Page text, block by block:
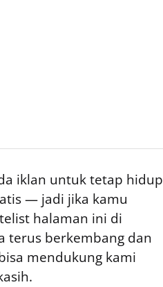
iklan untuk tetap hidup
— jadi jika kamu
halaman ini di
terus berkembang dan
mendukung kami